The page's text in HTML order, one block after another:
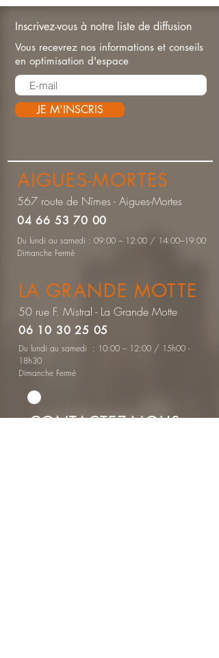
Inscrivez-vous à notre liste de diffusion
Vous recevrez nos informations et conseils
en optimisation d'espace
JE M'INSCRIS
AIGUES-MORTES
567 route de Nîmes - Aigues-Mortes
04 66 53 70 00
Du lundi au samedi : 09:00 – 12:00 / 14:00–19:00
Dimanche Fermé
LA GRANDE MOTTE
50 rue F. Mistral - La Grande Motte
06 10 30 25 05
Du lundi au samedi : 10:00 – 12:00 / 15h00 -
18h30
Dimanche Fermé
CONTACTEZ-NOUS